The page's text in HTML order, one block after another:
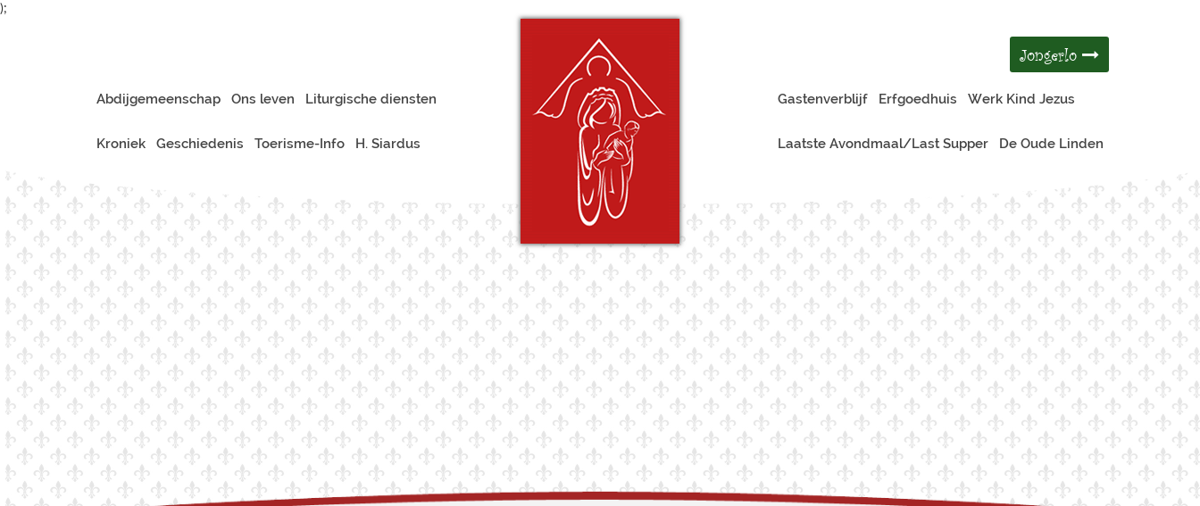
);
Jongerlo
Abdijgemeenschap Ons leven Liturgische diensten
Kroniek Geschiedenis Toerisme-Info H. Siardus
Gastenverblijf Erfgoedhuis Werk Kind Jezus
Laatste Avondmaal/Last Supper De Oude Linden